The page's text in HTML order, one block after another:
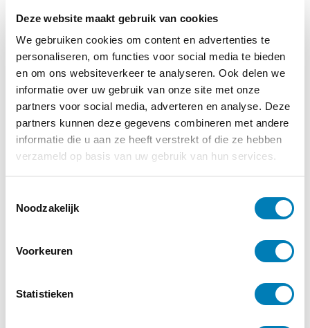
Deze website maakt gebruik van cookies
We gebruiken cookies om content en advertenties te
personaliseren, om functies voor social media te bieden
en om ons websiteverkeer te analyseren. Ook delen we
informatie over uw gebruik van onze site met onze
partners voor social media, adverteren en analyse. Deze
partners kunnen deze gegevens combineren met andere
informatie die u aan ze heeft verstrekt of die ze hebben
verzameld op basis van uw gebruik van hun services.
Noodzakelijk
Voorkeuren
Statistieken
vakblad
vroeg,
editie 3-
2021
€12,00
Lees
vakblad
vroeg
editie 2
– 2021
€12,00
vakblad
vroeg
editie 1
– 2021
€12,00
vakblad
vroeg
editie 4
– 2020
€12,00
Lees